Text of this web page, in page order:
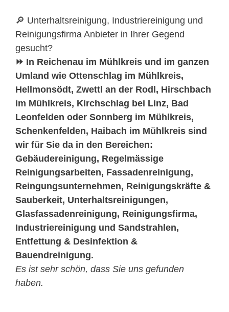
🔎 Unterhaltsreinigung, Industriereinigung und
Reinigungsfirma Anbieter in Ihrer Gegend
gesucht?
⏩ In Reichenau im Mühlkreis und im ganzen
Umland wie Ottenschlag im Mühlkreis,
Hellmonsödt, Zwettl an der Rodl, Hirschbach
im Mühlkreis, Kirchschlag bei Linz, Bad
Leonfelden oder Sonnberg im Mühlkreis,
Schenkenfelden, Haibach im Mühlkreis sind
wir für Sie da in den Bereichen:
Gebäudereinigung, Regelmässige
Reinigungsarbeiten, Fassadenreinigung,
Reingungsunternehmen, Reinigungskräfte &
Sauberkeit, Unterhaltsreinigungen,
Glasfassadenreinigung, Reinigungsfirma,
Industriereinigung und Sandstrahlen,
Entfettung & Desinfektion &
Bauendreinigung.
Es ist sehr schön, dass Sie uns gefunden
haben.